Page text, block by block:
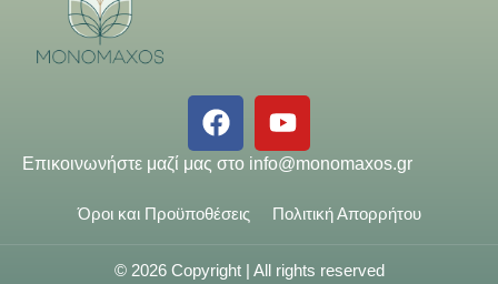
Επικοινωνήστε μαζί μας στο info@monomaxos.gr
Όροι και Προϋποθέσεις Πολιτική Απορρήτου
© 2026 Copyright | All rights reserved